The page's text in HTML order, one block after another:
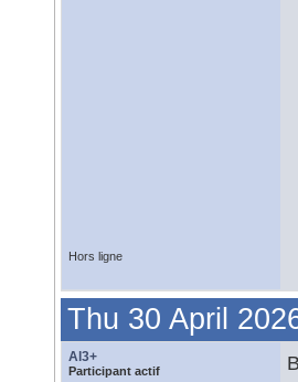
Hors ligne
Thu 30 April
Al3+
Participant actif